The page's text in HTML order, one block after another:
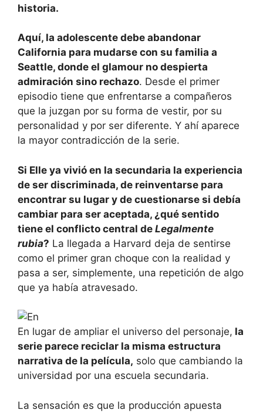
historia.
Aquí, la adolescente debe abandonar
California para mudarse con su familia a
Seattle, donde el glamour no despierta
admiración sino rechazo. Desde el primer
episodio tiene que enfrentarse a compañeros
que la juzgan por su forma de vestir, por su
personalidad y por ser diferente. Y ahí aparece
la mayor contradicción de la serie.
Si Elle ya vivió en la secundaria la experiencia
de ser discriminada, de reinventarse para
encontrar su lugar y de cuestionarse si debía
cambiar para ser aceptada, ¿qué sentido
tiene el conflicto central de Legalmente
rubia? La llegada a Harvard deja de sentirse
como el primer gran choque con la realidad y
pasa a ser, simplemente, una repetición de algo
que ya había atravesado.
En lugar de ampliar el universo del personaje, la
serie parece reciclar la misma estructura
narrativa de la película, solo que cambiando la
universidad por una escuela secundaria.
La sensación es que la producción apuesta